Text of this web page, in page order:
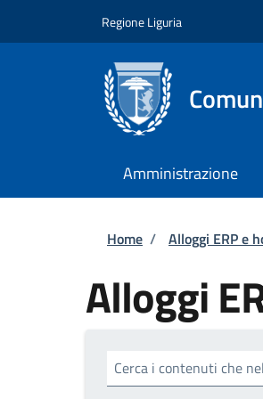
Regione Liguria
Amministrazione
Briciole
Home / Alloggi ERP e
Alloggi
Cerca i contenuti che